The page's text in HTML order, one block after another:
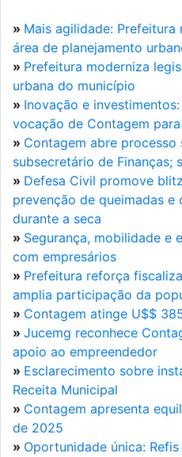
» Mais agilidade: Prefeitura
área de planejamento
» Prefeitura moderniza
urbana do município
» Inovação e
vocação de Contagem
» Contagem abre processo
subsecretário de Finanças;
» Defesa Civil promove
prevenção de queimadas e
durante a seca
» Segurança, mobilidade e
com empresários
» Prefeitura reforça
amplia participação da
» Contagem atinge U$$
» Jucemg reconhece
apoio ao empreendedor
» Esclarecimento sobre
Receita Municipal
» Contagem apresenta
de 2025
» Oportunidade única: